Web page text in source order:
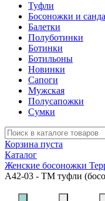
Туфли
Босоножки и
Балетки
Полуботинки
Ботинки
Ботильоны
Новинки
Сапоги
Мужская
Полусапожки
Сумки
Корзина пуста
Каталог
Женские босоножки
А42-03 - ТМ туфли